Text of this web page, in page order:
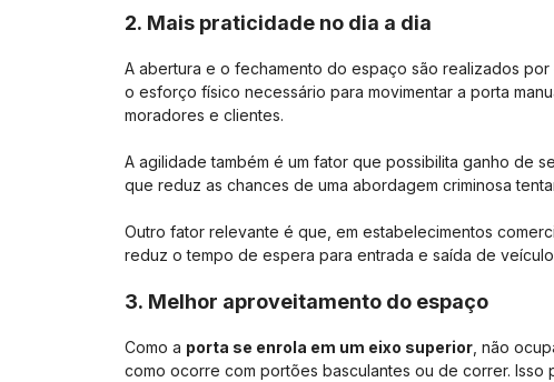
2. Mais praticidade no dia a dia
A abertura e o fechamento do espaço são realizados
o esforço físico necessário para movimentar a porta
moradores e clientes.
A agilidade também é um fator que possibilita ganho de
que reduz as chances de uma abordagem criminosa
Outro fator relevante é que, em estabelecimentos
reduz o tempo de espera para entrada e saída de
3. Melhor aproveitamento do espaço
Como a porta se enrola em um eixo superior, não
como ocorre com portões basculantes ou de correr. Isso